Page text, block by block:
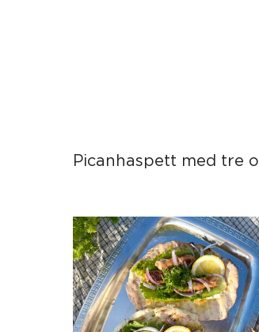
Picanhaspett med tre